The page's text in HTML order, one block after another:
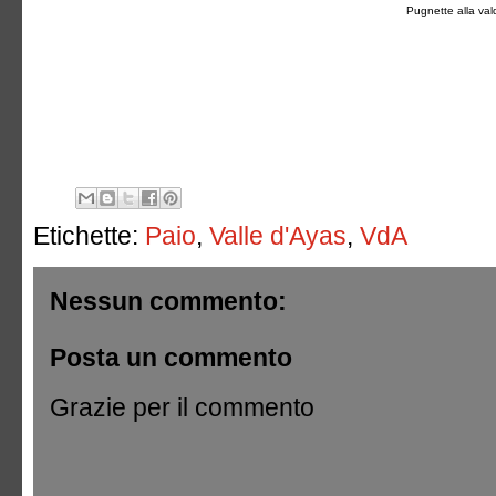
Pugnette alla
Etichette: Paio, Valle d'Ayas, VdA
Nessun commento:
Posta un commento
Grazie per il commento